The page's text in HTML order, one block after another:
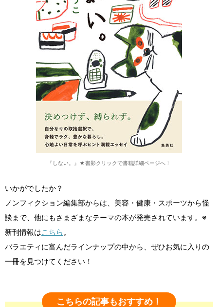
『しない。』★書影クリックで書籍詳細ページへ！
いかがでしたか？
ノンフィクション編集部からは、美容・健康・スポーツから怪
談まで、他にもさまざまなテーマの本が発売されています。※
新刊情報はこちら 。
バラエティに富んだラインナップの中から、ぜひお気に入りの
一冊を見つけてください！
こちらの記事もおすすめ！